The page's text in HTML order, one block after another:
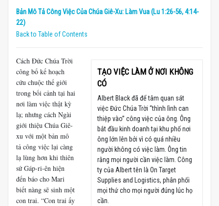
Bản Mô Tả Công Việc Của Chúa Giê-Xu: Làm Vua (Lu 1:26-56, 4:14-
22)
Back to Table of Contents
TẠO VIỆC LÀM Ở NƠI KHÔNG
CÓ
Albert Black đã để tâm quan sát
việc Đức Chúa Trời “thình lình can
thiệp vào” công việc của ông. Ông
bắt đầu kinh doanh tại khu phố nơi
ông lớn lên bởi vì có quá nhiều
người không có việc làm. Ông tin
rằng mọi người cần việc làm. Công
ty của Albert tên là On Target
Supplies and Logistics, phân phối
mọi thứ cho mọi người đúng lúc họ
cần.
Cách Đức Chúa Trời
công bố kế hoạch
cứu chuộc thế giới
trong bối cảnh tại hai
nơi làm việc thật kỳ
lạ; nhưng cách Ngài
giới thiệu Chúa Giê-
xu với một bản mô
tả công việc lại càng
lạ lùng hơn khi thiên
sứ Gáp-ri-ên hiện
đến báo cho Mari
biết nàng sẽ sinh một
con trai. “Con trai ấy